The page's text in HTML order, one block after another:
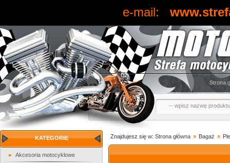
e-mail:
Strona
KATEGORIE
Akcesoria motocyklowe
Znajdujesz się w: Strona główna » Bagaż »